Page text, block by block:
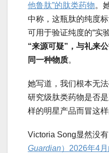
他鲁肽”的肽类药物。
中称，这瓶肽的纯度
可用于验证纯度的“实
“来源可疑”，与礼来
同一种物质。
她写道，我们根本无
研究级肽类药物是否
样的明星产品而冒这
Victoria Song显然没有
Guardian）2026年4